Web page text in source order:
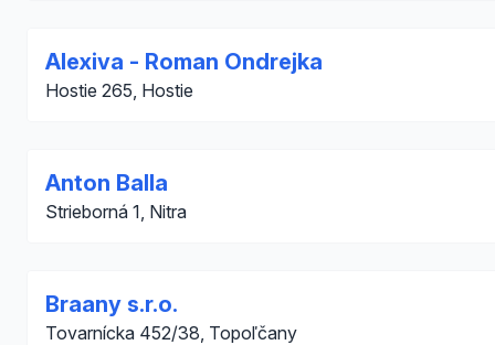
Alexiva - Roman Ondrejka
Hostie 265, Hostie
Anton Balla
Strieborná 1, Nitra
Braany s.r.o.
Tovarnícka 452/38, Topoľčany